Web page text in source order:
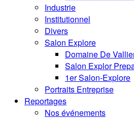
Industrie
Institutionnel
Divers
Salon Explore
Domaine De
Salon Explor
1er Salon-Explore
Portraits Entreprise
Reportages
Nos événements